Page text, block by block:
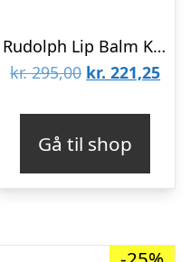
Rudolph Lip Balm Kit Made by Me
kr.295,00 Den
var:
kr. 295,00.
kr. 221,25Den
kr.
Gå til shop